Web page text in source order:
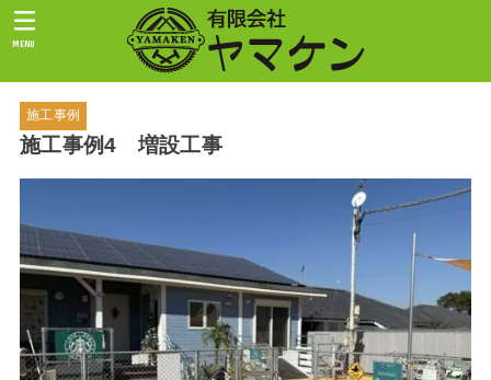
MENU
施工事例
施工事例4 増設工事